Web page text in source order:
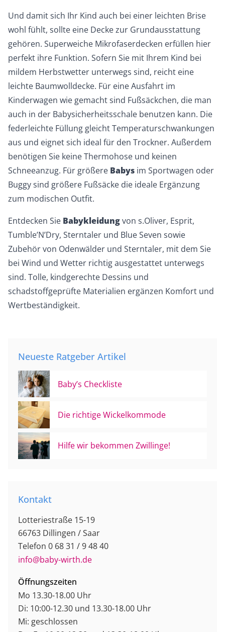
Und damit sich Ihr Kind auch bei einer leichten Brise
wohl fühlt, sollte eine Decke zur Grundausstattung
gehören. Superweiche Mikrofaserdecken erfüllen hier
perfekt ihre Funktion. Sofern Sie mit Ihrem Kind bei
mildem Herbstwetter unterwegs sind, reicht eine
leichte Baumwolldecke. Für eine Ausfahrt im
Kinderwagen wie gemacht sind Fußsäckchen, die man
auch in der Babysicherheitsschale benutzen kann. Die
federleichte Füllung gleicht Temperaturschwankungen
aus und eignet sich ideal für den Trockner. Außerdem
benötigen Sie keine Thermohose und keinen
Schneeanzug. Für größere Babys im Sportwagen oder
Buggy sind größere Fußsäcke die ideale Ergänzung
zum modischen Outfit.
Entdecken Sie Babykleidungvon s.Oliver, Esprit,
Tumble’N’Dry, Sterntaler und Blue Seven sowie
Zubehör von Odenwälder und Sterntaler, mit dem Sie
bei Wind und Wetter richtig ausgestattet unterwegs
sind. Tolle, kindgerechte Dessins und
schadstoffgeprüfte Materialien ergänzen Komfort und
Wertbeständigkeit.
Neueste Ratgeber Artikel
Baby’s Checkliste
Die richtige Wickelkommode
Hilfe wir bekommen Zwillinge!
Kontakt
Lotteriestraße 15-19
66763 Dillingen / Saar
Telefon 0 68 31 / 9 48 40
info@baby-wirth.de
Öffnungszeiten
Mo 13.30-18.00 Uhr
Di: 10:00-12.30 und 13.30-18.00 Uhr
Mi: geschlossen